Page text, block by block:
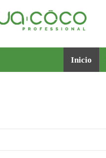
Inicio